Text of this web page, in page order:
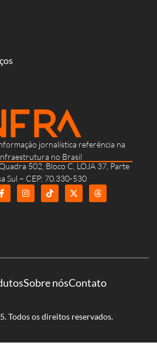
jornalística referência na
no Brasil
502, Bloco C, LOJA 37, Parte
Sul – CEP: 70.330-530
Sobre nósContato
Todos os direitos reservados.